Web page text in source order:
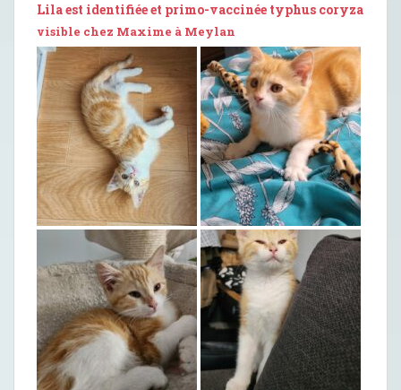
Lila est identifiée et primo-vaccinée typhus coryza
visible chez Maxime à Meylan